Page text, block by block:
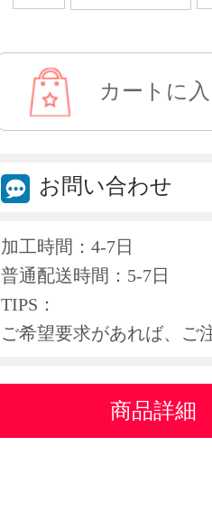
お問い合わせ
加工時間：4-7日
普通配送時間：5-7日
TIPS：
ご希望要求があれば、ご
商品詳細